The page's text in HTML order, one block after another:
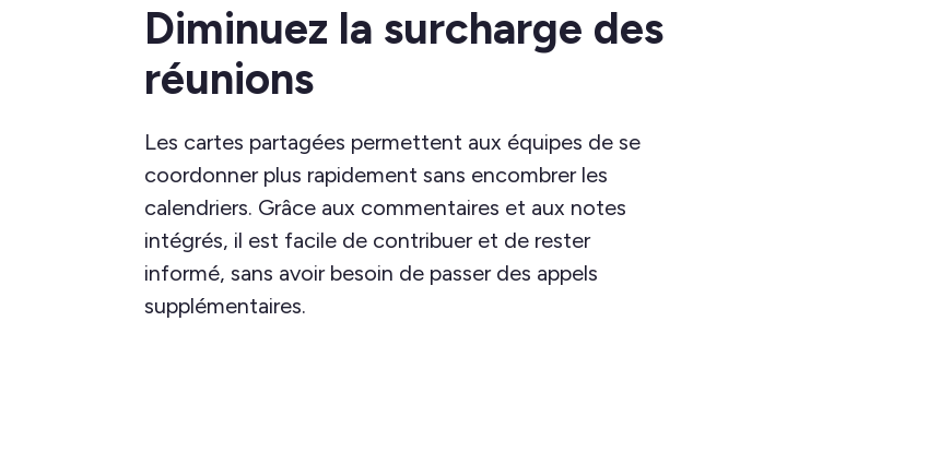
Diminuez la surcharge des
réunions
Les cartes partagées permettent aux équipes de se
coordonner plus rapidement sans encombrer les
calendriers. Grâce aux commentaires et aux notes
intégrés, il est facile de contribuer et de rester
informé, sans avoir besoin de passer des appels
supplémentaires.